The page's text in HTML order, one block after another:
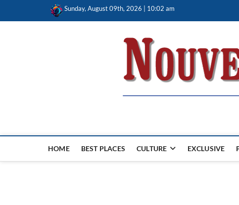
Sunday, August 09th, 2026 | 10:02 am
HOME BEST PLACES CULTURE EXCLUSIVE